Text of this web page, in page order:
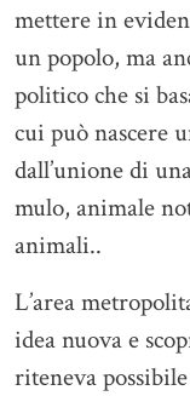
mettere in
un popolo, ma
politico che si
cui può nascere
dall’unione di
mulo, animale
animali..
L’area
idea nuova e
riteneva